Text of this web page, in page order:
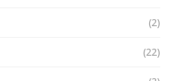
(2)
(22)